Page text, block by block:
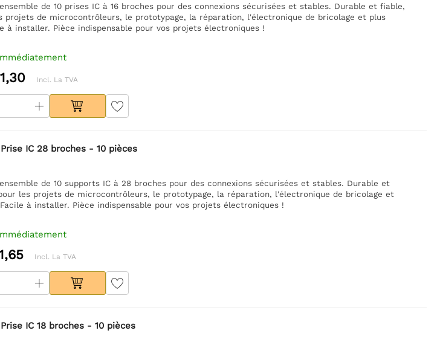
de 10 prises IC à 16 broches pour des connexions sécurisées et stables. Durable et fiable,
projets de microcontrôleurs, le prototypage, la réparation, l'électronique de bricolage et plus
à installer. Pièce indispensable pour vos projets électroniques !
Incl. La TVA
IC 28 broches - 10 pièces
de 10 supports IC à 28 broches pour des connexions sécurisées et stables. Durable et
les projets de microcontrôleurs, le prototypage, la réparation, l'électronique de bricolage et
à installer. Pièce indispensable pour vos projets électroniques !
Incl. La TVA
IC 18 broches - 10 pièces